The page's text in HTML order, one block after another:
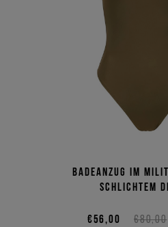
Badeanzug im
schlichtem
€80,00
€56,00